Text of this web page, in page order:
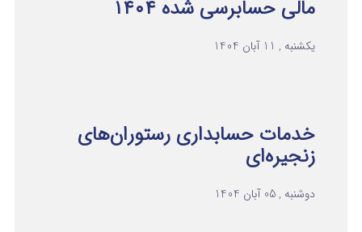
مالی حسابرسی شده ۱۴۰۴
یکشنبه , 11 آبان 1404
خدمات حسابداری رستوران‌های
زنجیره‌ای
دوشنبه , 05 آبان 1404